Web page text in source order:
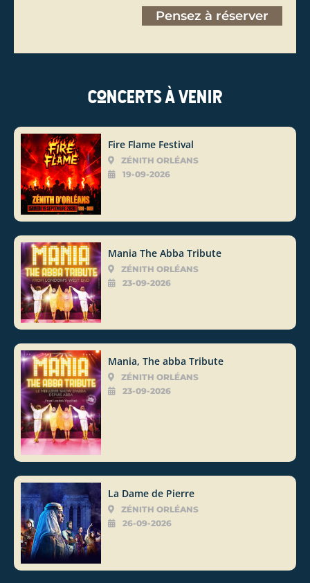
Pensez à réserver
Concerts à venir
Fire Flame Festival
ZÉNITH ORLÉANS
19-09-2026
Mania The Abba Tribute
ZÉNITH ORLÉANS
23-09-2026
Mania, The abba Tribute
ZÉNITH ORLÉANS
23-09-2026
La Dame de Pierre
ZÉNITH ORLÉANS
26-09-2026